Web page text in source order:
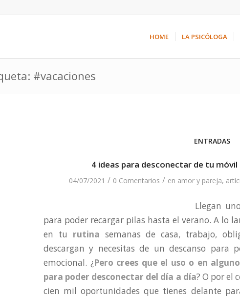
HOME LA PSICÓLOGA
#vacaciones
ENTRADAS
4 ideas para desconectar de tu
04/07/2021 / 0 Comentarios / en amor y pareja,
Llegan
para poder recargar pilas hasta el verano. A lo
en tu rutina semanas de casa, trabajo,
descargan y necesitas de un descanso para
emocional. ¿Pero crees que el uso o en
para poder desconectar del día a día? O por el
cien mil oportunidades que tienes delante